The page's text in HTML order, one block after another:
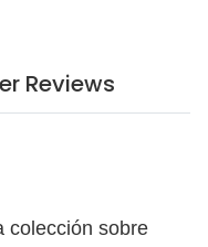
Reviews
colección sobre